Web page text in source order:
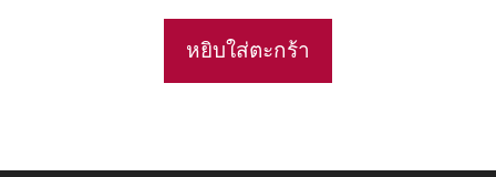
was:
฿7,880.00.
หยิบใส่ตะกร้า